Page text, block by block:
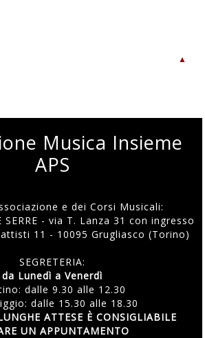
▲
Musica Insieme
APS
e dei Corsi Musicali:
SERRE - via T. Lanza 31 con ingresso
11 - 10095 Grugliasco (Torino)
SEGRETERIA:
da Lunedì a Venerdì
dalle 9.30 alle 12.30
dalle 15.30 alle 18.30
ATTESE È CONSIGLIABILE
UN APPUNTAMENTO